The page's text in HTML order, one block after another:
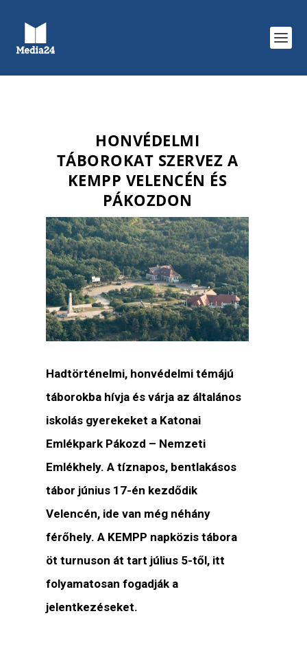
HONVÉDELMI
TÁBOROKAT SZERVEZ A
KEMPP VELENCÉN ÉS
PÁKOZDON
Hadtörténelmi, honvédelmi témájú
táborokba hívja és várja az általános
iskolás gyerekeket a Katonai
Emlékpark Pákozd – Nemzeti
Emlékhely. A tíznapos, bentlakásos
tábor június 17-én kezdődik
Velencén, ide van még néhány
férőhely. A KEMPP napközis tábora
öt turnuson át tart július 5-től, itt
folyamatosan fogadják a
jelentkezéseket.